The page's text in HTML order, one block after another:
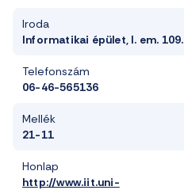
Iroda
Informatikai épület, I. em. 109.
Telefonszám
06-46-565136
Mellék
21-11
Honlap
http://www.iit.uni-